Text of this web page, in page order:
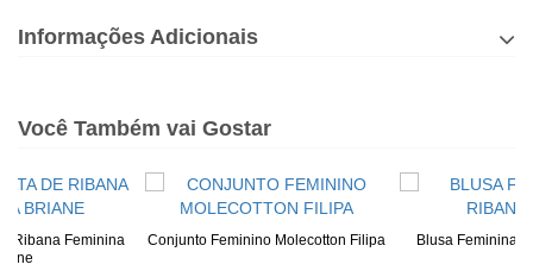
Informações Adicionais
Você Também vai Gostar
Ribana Feminina
Conjunto Feminino Molecotton Filipa Blusa Feminina